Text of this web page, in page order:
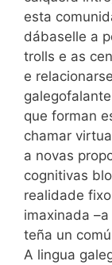
esta
dábaselle a
trolls e as
e
que forman
chamar
a novas
cognitivas
realidade
imaxinada
teña un
A lingua